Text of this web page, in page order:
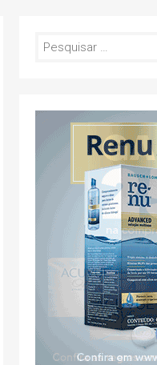
Pesquisar